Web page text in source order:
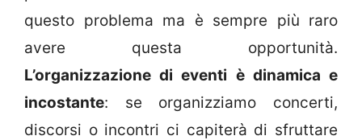
questo problema ma è sempre più raro
avere questa opportunità.
L’organizzazione di eventi è dinamica e
incostante: se organizziamo concerti,
discorsi o incontri ci capiterà di sfruttare